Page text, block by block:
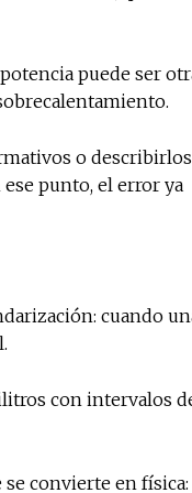
puede ser
o describirlos
punto, el error ya
cuando
con intervalos
convierte en física: